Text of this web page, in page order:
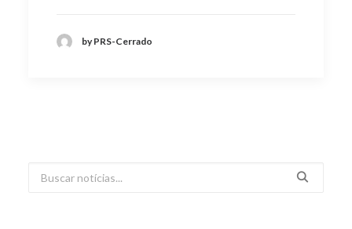
by PRS-Cerrado